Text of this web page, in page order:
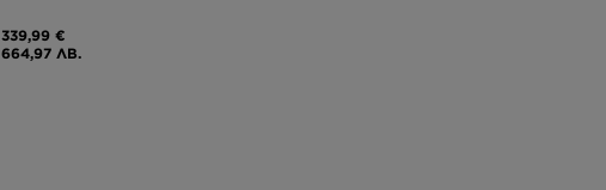
339,99 €
664,97 ЛВ.